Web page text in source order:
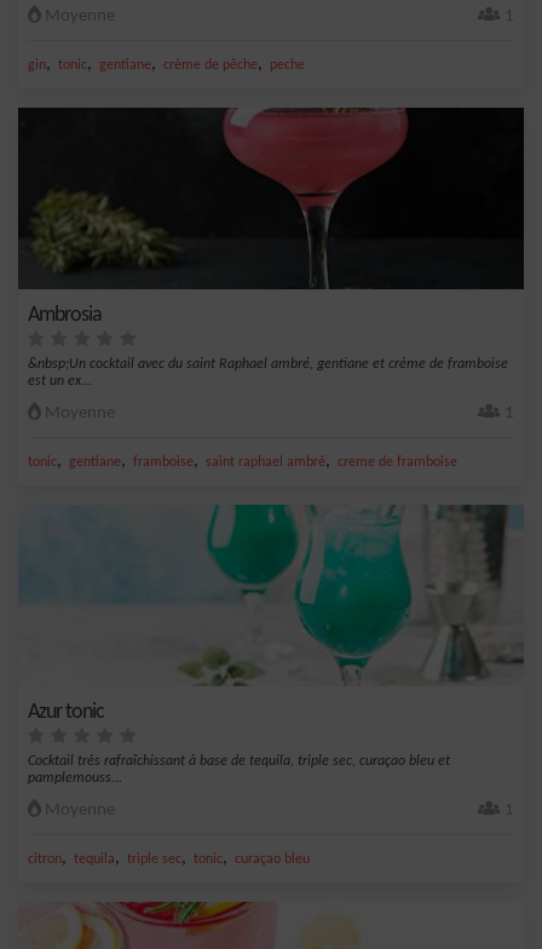
Moyenne 1
gin, tonic, gentiane, crème de pêche, peche
Ambrosia
&nbsp;Un cocktail avec du saint Raphael ambré, gentiane et crème de framboise
est un ex...
Moyenne 1
tonic, gentiane, framboise, saint raphael ambré, creme de framboise
Azur tonic
Cocktail très rafraîchissant à base de tequila, triple sec, curaçao bleu et
pamplemouss...
Moyenne 1
citron, tequila, triple sec, tonic, curaçao bleu